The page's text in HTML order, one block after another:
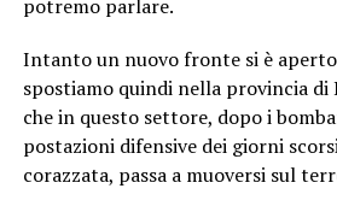
potremo parlare.
Intanto un nuovo fronte si è
spostiamo quindi nella provincia di
che in questo settore, dopo i
postazioni difensive dei giorni
corazzata, passa a muoversi sul